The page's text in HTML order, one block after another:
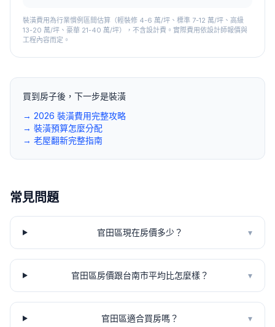
裝潢費用為行業慣例區間估算（輕裝修 4-6 萬/坪、標準 7-12 萬/坪、高級
13-20 萬/坪、豪華 21-40 萬/坪），不含設計費。實際費用依設計師報價與
工程內容而定。
買到房子後，下一步是裝潢
→ 2026 裝潢費用完整攻略
→ 裝潢預算怎麼分配
→ 老屋翻新完整指南
常見問題
官田區現在房價多少？ ▾
官田區房價跟台南市平均比怎麼樣？ ▾
官田區適合買房嗎？ ▾